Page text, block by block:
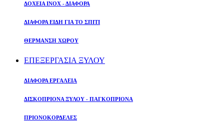
ΔΟΧΕΙΑ ΙΝΟΧ - ΔΙΑΦΟΡΑ
ΔΙΑΦΟΡΑ ΕΙΔΗ ΓΙΑ ΤΟ ΣΠΙΤΙ
ΘΕΡΜΑΝΣΗ ΧΩΡΟΥ
ΕΠΕΞΕΡΓΑΣΙΑ ΞΥΛΟΥ
ΔΙΑΦΟΡΑ ΕΡΓΑΛΕΙΑ
ΔΙΣΚΟΠΡΙΟΝΑ ΞΥΛΟΥ - ΠΑΓΚΟΠΡΙΟΝΑ
ΠΡΙΟΝΟΚΟΡΔΕΛΕΣ